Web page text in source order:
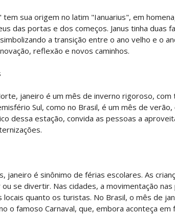
sua origem no latim "Ianuarius", em
das portas e dos começos. Janus tinha duas
a transição entre o ano velho e o
reflexão e novos caminhos.
janeiro é um mês de inverno rigoroso,
Sul, como no Brasil, é um mês de
dessa estação, convida as pessoas a
janeiro é sinônimo de férias escolares. As
ou se divertir. Nas cidades, a movimentação
quanto os turistas. No Brasil, o mês de
o famoso Carnaval, que, embora aconteça